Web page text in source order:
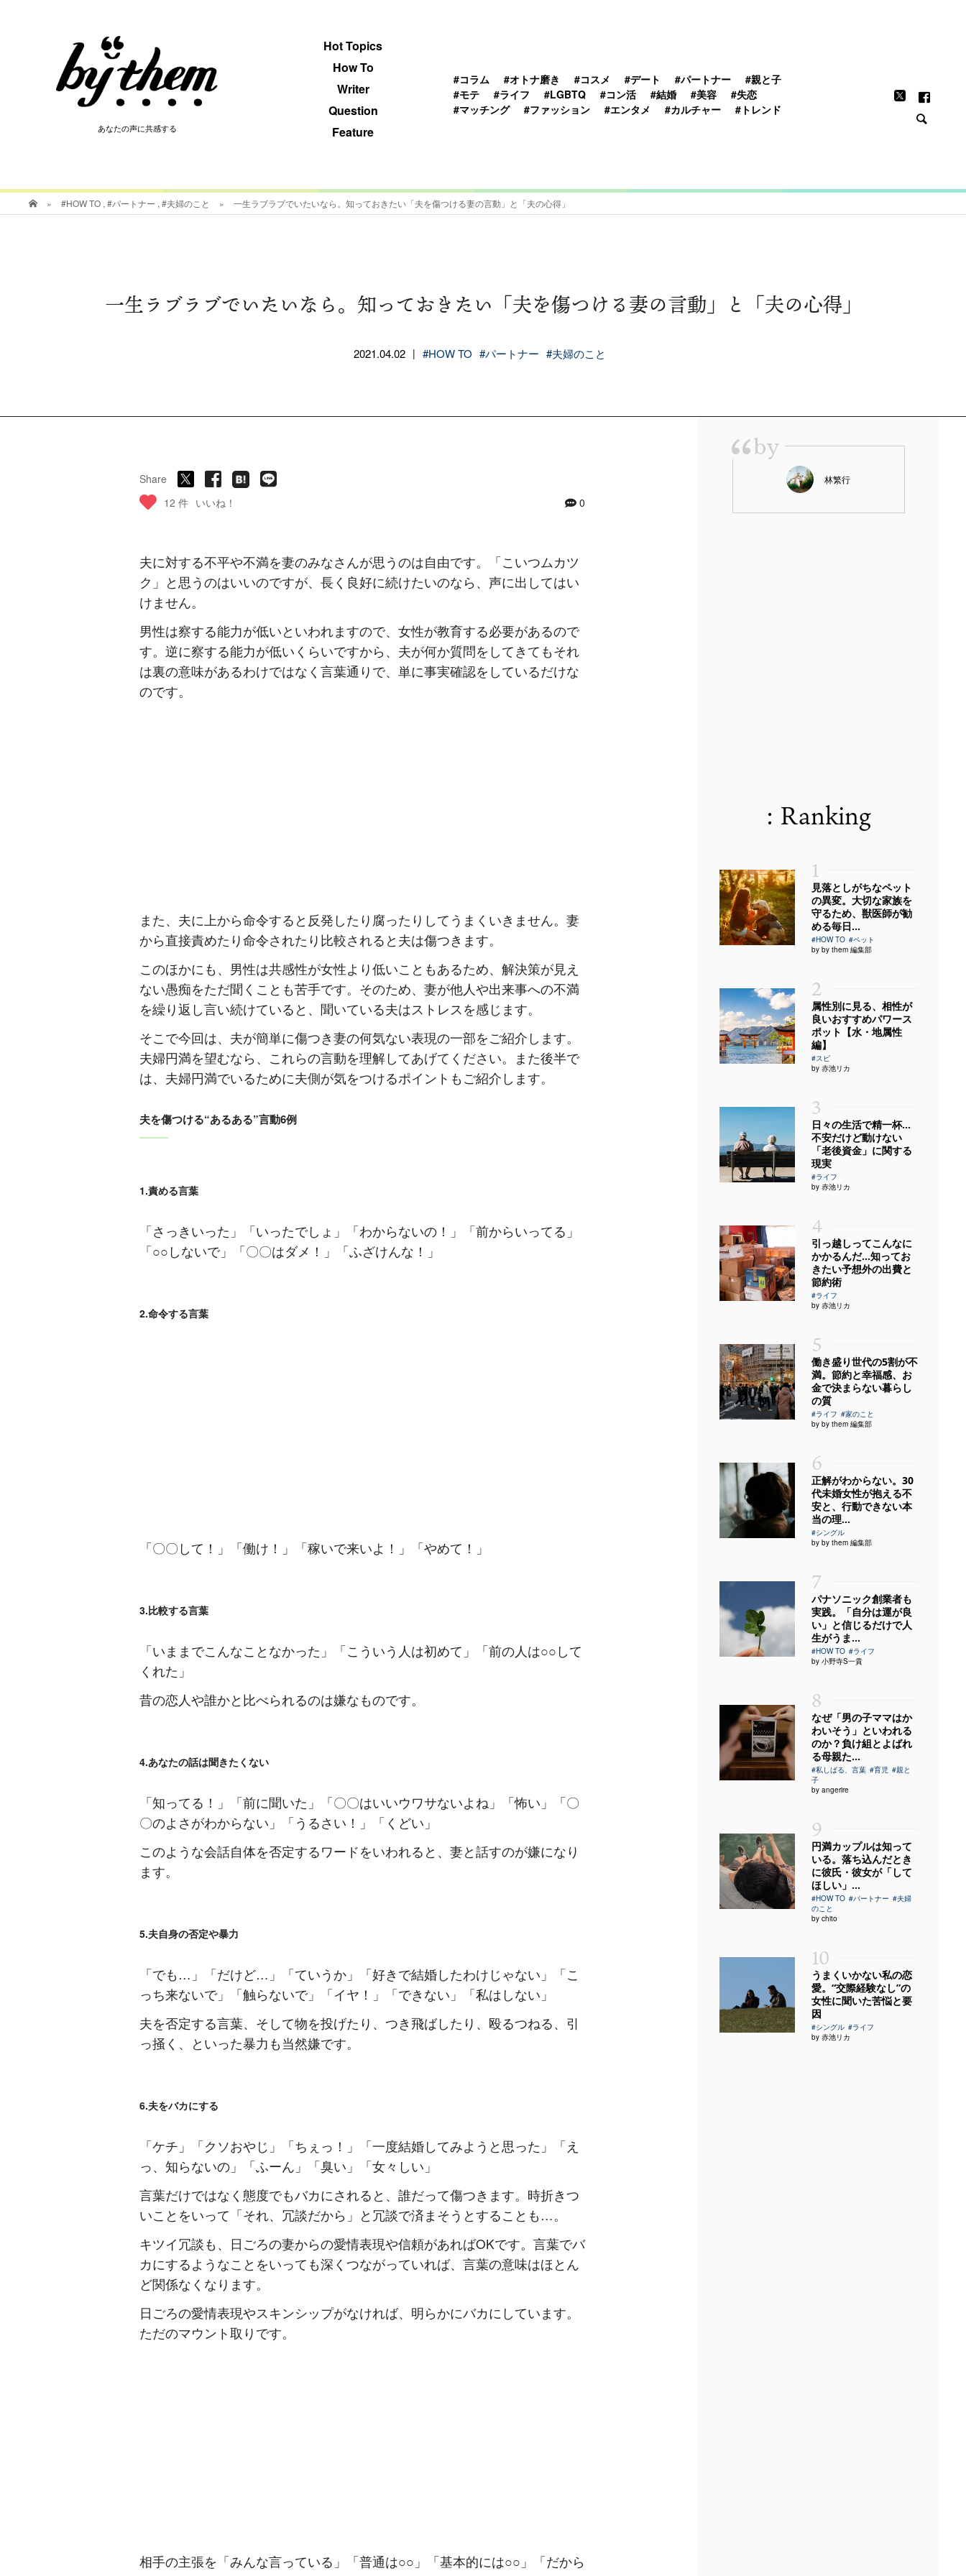
あなたの声に共感する
Hot Topics
How To
Writer
Question
Feature
#コラム #オトナ磨き #コスメ #デート #パートナー
#親と子
#モテ
#ライフ #LGBTQ #コン活 #結婚 #美容
#失恋
#マッチング
#ファッション #エンタメ #カルチャー #トレンド
あなたの声に共感する
» #HOW TO , #パートナー , #夫婦のこと » 一生ラブラブでいたいなら。知っておきたい「夫を傷つける妻の言動」と「夫の心得」
一生ラブラブでいたいなら。知っておきたい「夫を傷つける妻の言動」と「夫の心得」
2021.04.02 | #HOW TO #パートナー #夫婦のこと
Share
12 件 いいね！ 0
夫に対する不平や不満を妻のみなさんが思うのは自由です。「こいつムカツ
ク」と思うのはいいのですが、長く良好に続けたいのなら、声に出してはい
けません。
男性は察する能力が低いといわれますので、女性が教育する必要があるので
す。逆に察する能力が低いくらいですから、夫が何か質問をしてきてもそれ
は裏の意味があるわけではなく言葉通りで、単に事実確認をしているだけな
のです。
また、夫に上から命令すると反発したり腐ったりしてうまくいきません。妻
から直接責めたり命令されたり比較されると夫は傷つきます。
このほかにも、男性は共感性が女性より低いこともあるため、解決策が見え
ない愚痴をただ聞くことも苦手です。そのため、妻が他人や出来事への不満
を繰り返し言い続けていると、聞いている夫はストレスを感じます。
そこで今回は、夫が簡単に傷つき妻の何気ない表現の一部をご紹介します。
夫婦円満を望むなら、これらの言動を理解してあげてください。また後半で
は、夫婦円満でいるために夫側が気をつけるポイントもご紹介します。
夫を傷つける“あるある”言動6例
1.責める言葉
「さっきいった」「いったでしょ」「わからないの！」「前からいってる」
「○○しないで」「〇〇はダメ！」「ふざけんな！」
2.命令する言葉
「〇〇して！」「働け！」「稼いで来いよ！」「やめて！」
3.比較する言葉
「いままでこんなことなかった」「こういう人は初めて」「前の人は○○して
くれた」
昔の恋人や誰かと比べられるのは嫌なものです。
4.あなたの話は聞きたくない
「知ってる！」「前に聞いた」「〇〇はいいウワサないよね」「怖い」「〇
〇のよさがわからない」「うるさい！」「くどい」
このような会話自体を否定するワードをいわれると、妻と話すのが嫌になり
ます。
5.夫自身の否定や暴力
「でも…」「だけど…」「ていうか」「好きで結婚したわけじゃない」「こ
っち来ないで」「触らないで」「イヤ！」「できない」「私はしない」
夫を否定する言葉、そして物を投げたり、つき飛ばしたり、殴るつねる、引
っ掻く、といった暴力も当然嫌です。
6.夫をバカにする
「ケチ」「クソおやじ」「ちぇっ！」「一度結婚してみようと思った」「え
っ、知らないの」「ふーん」「臭い」「女々しい」
言葉だけではなく態度でもバカにされると、誰だって傷つきます。時折きつ
いことをいって「それ、冗談だから」と冗談で済まそうとすることも…。
キツイ冗談も、日ごろの妻からの愛情表現や信頼があればOKです。言葉でバ
カにするようなことをいっても深くつながっていれば、言葉の意味はほとん
ど関係なくなります。
日ごろの愛情表現やスキンシップがなければ、明らかにバカにしています。
ただのマウント取りです。
相手の主張を「みんな言っている」「普通は○○」「基本的には○○」「だから
“by
林繁行
: Ranking
1
見落としがちなペット
の異変。大切な家族を
守るため、獣医師が勧
める毎日...
#HOW TO #ペット
by by them 編集部
2
属性別に見る、相性が
良いおすすめパワース
ポット【水・地属性
編】
#スピ
by 赤池リカ
3
日々の生活で精一杯…
不安だけど動けない
「老後資金」に関する
現実
#ライフ
by 赤池リカ
4
引っ越しってこんなに
かかるんだ…知ってお
きたい予想外の出費と
節約術
#ライフ
by 赤池リカ
5
働き盛り世代の5割が不
満。節約と幸福感、お
金で決まらない暮らし
の質
#ライフ #家のこと
by by them 編集部
6
正解がわからない。30
代未婚女性が抱える不
安と、行動できない本
当の理...
#シングル
by by them 編集部
7
パナソニック創業者も
実践。「自分は運が良
い」と信じるだけで人
生がうま...
#HOW TO #ライフ
by 小野寺S一貴
8
なぜ「男の子ママはか
わいそう」といわれる
のか？負け組とよばれ
る母親た...
#私しばる、言葉 #育児 #親と
子
by angerire
9
円満カップルは知って
いる。落ち込んだとき
に彼氏・彼女が「して
ほしい」...
#HOW TO #パートナー #夫婦
のこと
by chito
10
うまくいかない私の恋
愛。“交際経験なし”の
女性に聞いた苦悩と要
因
#シングル #ライフ
by 赤池リカ